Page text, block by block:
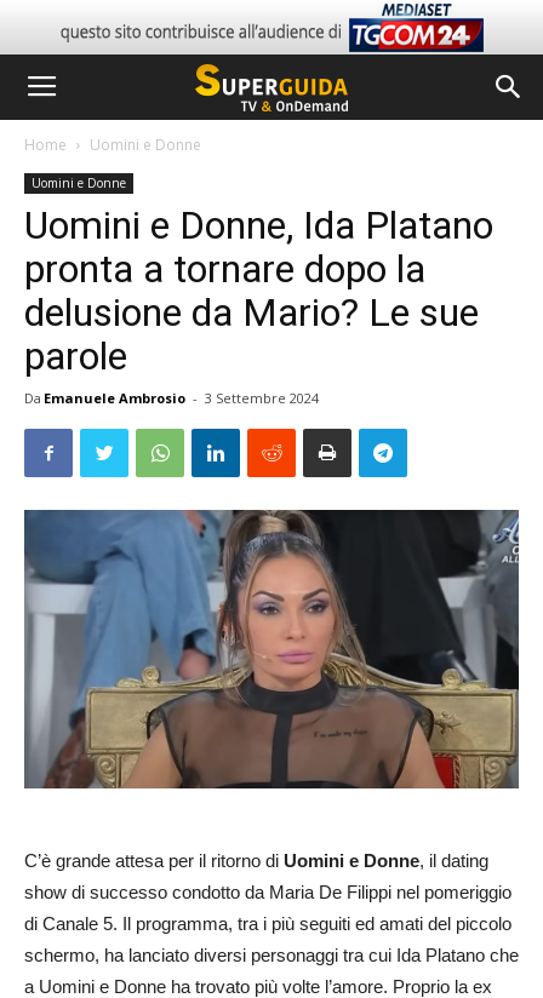
Home Uomini e Donne
Uomini e Donne
Uomini e Donne, Ida Platano
pronta a tornare dopo la
delusione da Mario? Le sue
parole
Da Emanuele Ambrosio - 3 Settembre 2024
C’è grande attesa per il ritorno di Uomini e Donne, il dating
show di successo condotto da Maria De Filippi nel pomeriggio
di Canale 5. Il programma, tra i più seguiti ed amati del piccolo
schermo, ha lanciato diversi personaggi tra cui Ida Platano che
a Uomini e Donne ha trovato più volte l’amore. Proprio la ex